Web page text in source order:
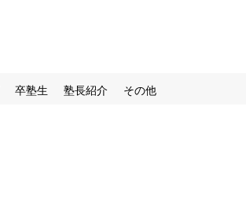
卒塾生 塾長紹介 その他